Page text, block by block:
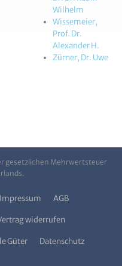
Wilhelm
Wissemeier,
Prof. Dr.
Alexander H.
Zürner, Dr. Uwe
gesetzlichen Mehrwertsteuer
Impressum AGB
widerrufen
Güter Datenschutz